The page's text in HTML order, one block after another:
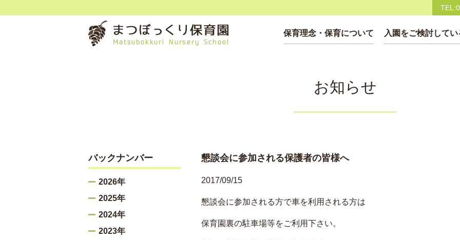
保育理念・保育について 入園をご検討して
お知らせ
懇談会に参加される保護者の皆様へ
2017/09/15
懇談会に参加される方で車を利用される方は
保育園裏の駐車場等をご利用下さい。
バックナンバー
2026年
2025年
2024年
2023年